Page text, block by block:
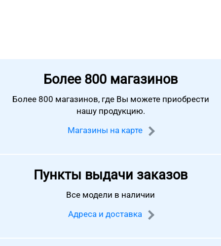
Более 800 магазинов
Более 800 магазинов, где Вы можете приобрести
нашу продукцию.
Магазины на карте
Пункты выдачи заказов
Все модели в наличии
Адреса и доставка